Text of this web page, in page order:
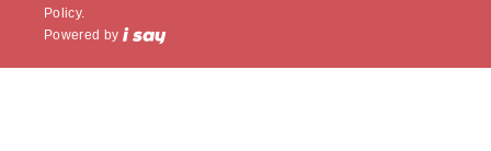
Policy.
Powered by